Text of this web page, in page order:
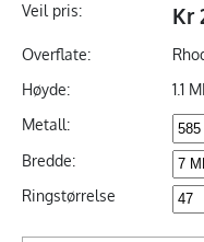
Veil pris:
Kr
Overflate:
Høyde:
1.1
Metall:
Bredde:
Ringstørrelse